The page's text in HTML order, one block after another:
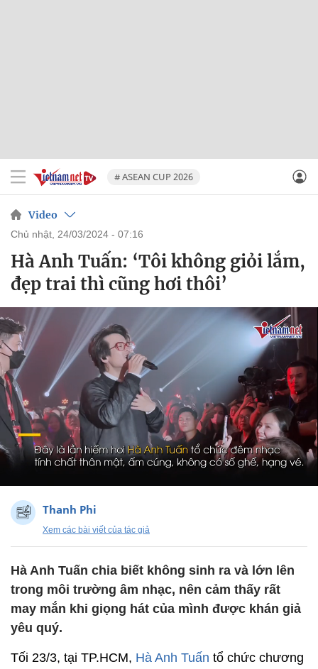
# ASEAN CUP 2026
Video
chủ nhật, 24/03/2024 - 07:16
Hà Anh Tuấn: ‘Tôi không giỏi lắm,
đẹp trai thì cũng hơi thôi’
Thanh Phi
Xem các bài viết của tác giả
Hà Anh Tuấn chia biết không sinh ra và lớn lên
trong môi trường âm nhạc, nên cảm thấy rất
may mắn khi giọng hát của mình được khán giả
yêu quý.
Tối 23/3, tại TP.HCM, Hà Anh Tuấn tổ chức chương